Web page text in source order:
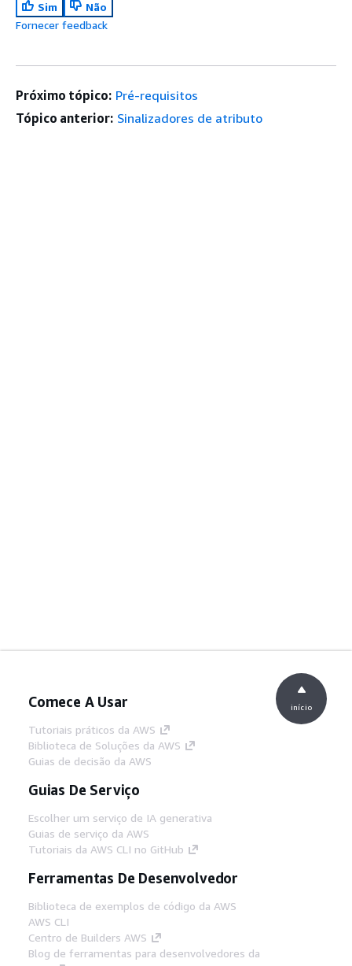
Sim
Não
Fornecer feedback
Próximo tópico: Pré-requisitos
Tópico anterior: Sinalizadores de atributo
Comece A Usar
Tutoriais práticos da AWS
Biblioteca de Soluções da AWS
Guias de decisão da AWS
Guias De Serviço
Escolher um serviço de IA generativa
Guias de serviço da AWS
Tutoriais da AWS CLI no GitHub
Ferramentas De Desenvolvedor
Biblioteca de exemplos de código da AWS
AWS CLI
Centro de Builders AWS
Blog de ferramentas para desenvolvedores da
início